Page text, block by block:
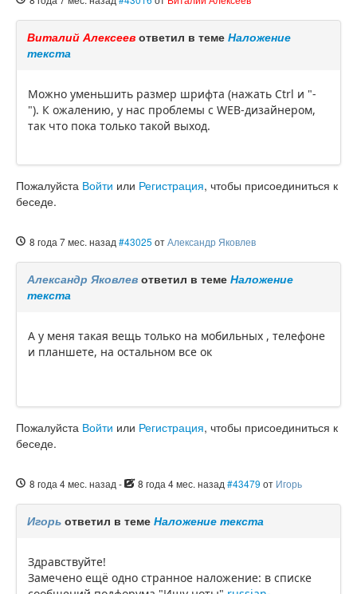
Виталий Алексеев ответил в теме Наложение
текста
Можно уменьшить размер шрифта (нажать Ctrl и "-
"). К ожалению, у нас проблемы с WEB-дизайнером,
так что пока только такой выход.
Пожалуйста Войти или Регистрация, чтобы присоединиться к
беседе.
8 года 7 мес. назад #43025 отАлександр Яковлев
Александр Яковлев ответил в теме Наложение
текста
А у меня такая вещь только на мобильных , телефоне
и планшете, на остальном все ок
Пожалуйста Войти или Регистрация, чтобы присоединиться к
беседе.
8 года 4 мес. назад - 8 года 4 мес. назад #43479 от Игорь
Игорь ответил в теме Наложение текста
Здравствуйте!
Замечено ещё одно странное наложение: в списке